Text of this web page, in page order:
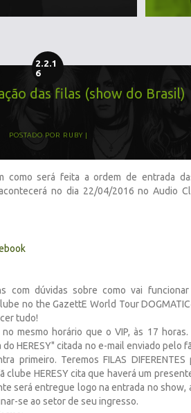
2.2.1
6
das filas (show do Brasil)
POSTADO POR RUBY
como será feita a ordem de entrada
no dia 22/04/2016 no Audio
com dúvidas sobre como vai
no the GazettE World Tour
tudo!
mesmo horário que o VIP, às 17
HERESY" citada no e-mail enviado pelo
primeiro. Teremos FILAS DIFERENTES
clube HERESY cita que haverá um
será entregue logo na entrada no show,
se ao setor de seu ingresso.